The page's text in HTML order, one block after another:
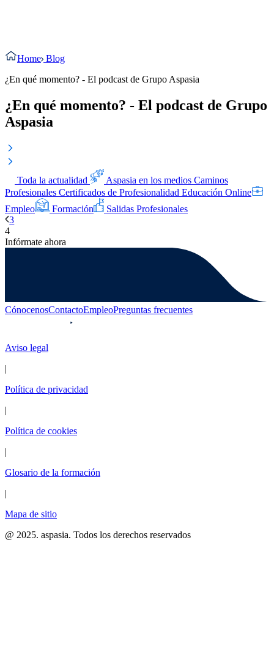
Home Blog
¿En qué momento? - El podcast de Grupo Aspasia
¿En qué momento? - El podcast de Grupo
Aspasia
Toda la actualidad Aspasia en los medios Caminos
Profesionales Certificados de Profesionalidad Educación Online
Empleo
Formación
Salidas Profesionales
3
4
Infórmate ahora
CónocenosContactoEmpleoPreguntas frecuentes
Aviso legal
|
Política de privacidad
|
Política de cookies
|
Glosario de la formación
|
Mapa de sitio
@ 2025. aspasia. Todos los derechos reservados